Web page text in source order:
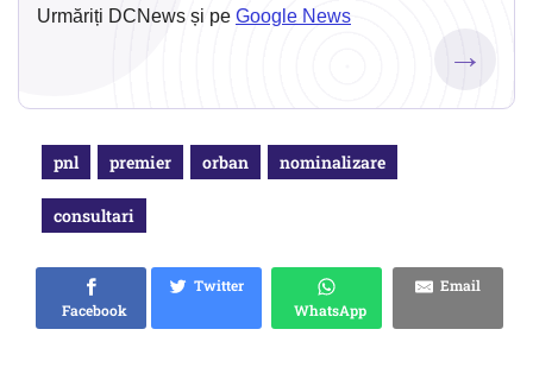
Urmăriți DCNews și pe Google News
→
pnl premier orban nominalizare
consultari
Facebook
Twitter
WhatsApp
Email